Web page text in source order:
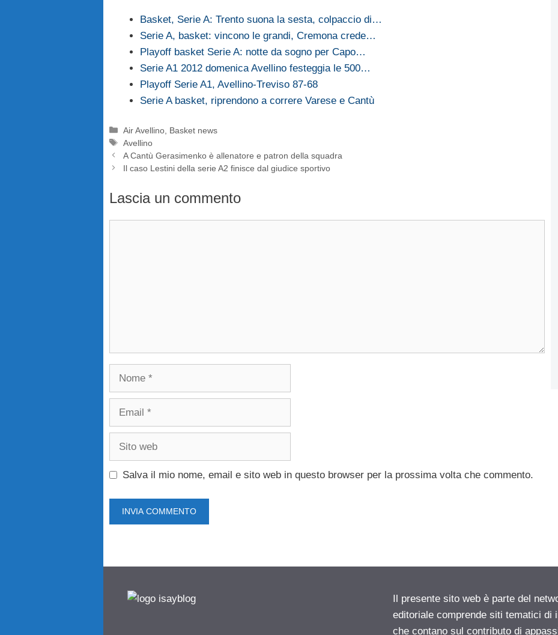
Basket, Serie A: Trento suona la sesta, colpaccio di…
Serie A, basket: vincono le grandi, Cremona crede…
Playoff basket Serie A: notte da sogno per Capo…
Serie A1 2012 domenica Avellino festeggia le 500…
Playoff Serie A1, Avellino-Treviso 87-68
Serie A basket, riprendono a correre Varese e Cantù
Categorie
Air Avellino Basket news
Tag
Avellino
A Cantù Gerasimenko è allenatore e patron della squadra
Il caso Lestini della serie A2 finisce dal giudice sportivo
Lascia un commento
Nome
Email
Sito
Salva il mio nome, email e sito web in questo browser per la prossima volta che commento.
Il presente sito web è parte del
editoriale comprende siti tematici di
che contano sul contributo di